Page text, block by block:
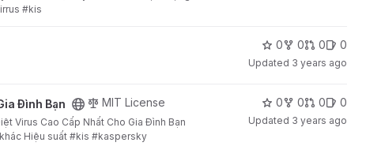
#kis
0 0 0 0
Updated 3 years ago
Đình Bạn MIT License
Virus Cao Cấp Nhất Cho Gia Đình Bạn
Hiệu suất #kis #kaspersky
0 0 0 0
Updated 3 years ago